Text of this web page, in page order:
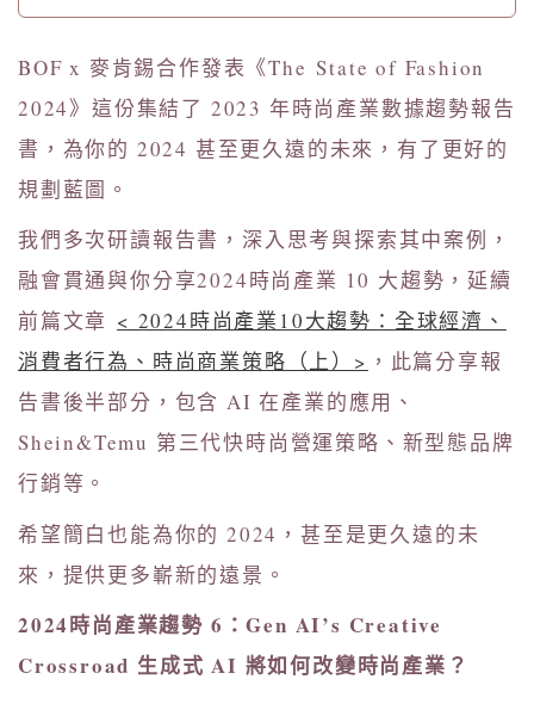
BOF x 麥肯錫合作發表《The State of Fashion
2024》這份集結了 2023 年時尚產業數據趨勢報告
書，為你的 2024 甚至更久遠的未來，有了更好的
規劃藍圖。
我們多次研讀報告書，深入思考與探索其中案例，
融會貫通與你分享2024時尚產業 10 大趨勢，延續
前篇文章 < 2024時尚產業10大趨勢：全球經濟、
消費者行為、時尚商業策略（上）> ，此篇分享報
告書後半部分，包含 AI 在產業的應用、
Shein&Temu 第三代快時尚營運策略、新型態品牌
行銷等。
希望簡白也能為你的 2024，甚至是更久遠的未
來，提供更多嶄新的遠景。
2024時尚產業趨勢 6：Gen AI’s Creative
Crossroad 生成式 AI 將如何改變時尚產業？